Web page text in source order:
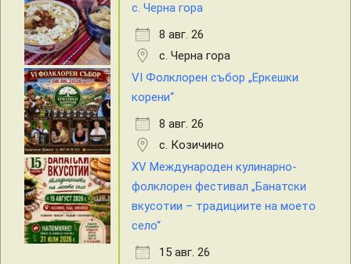
с. Черна гора
8 авг. 26
с. Черна гора
VI Фолклорен събор „Еркешки
корени“
8 авг. 26
с. Козичино
XV Международен кулинарно-
фолклорен фестивал „Банатски
вкусотии – традициите на моето
село“
15 авг. 26